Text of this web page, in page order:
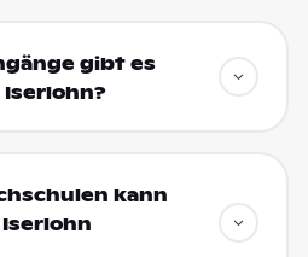
gibt es
kann